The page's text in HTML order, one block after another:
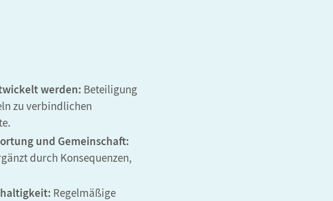
werden: Beteiligung
zu verbindlichen
und Gemeinschaft:
durch Konsequenzen,
Regelmäßige